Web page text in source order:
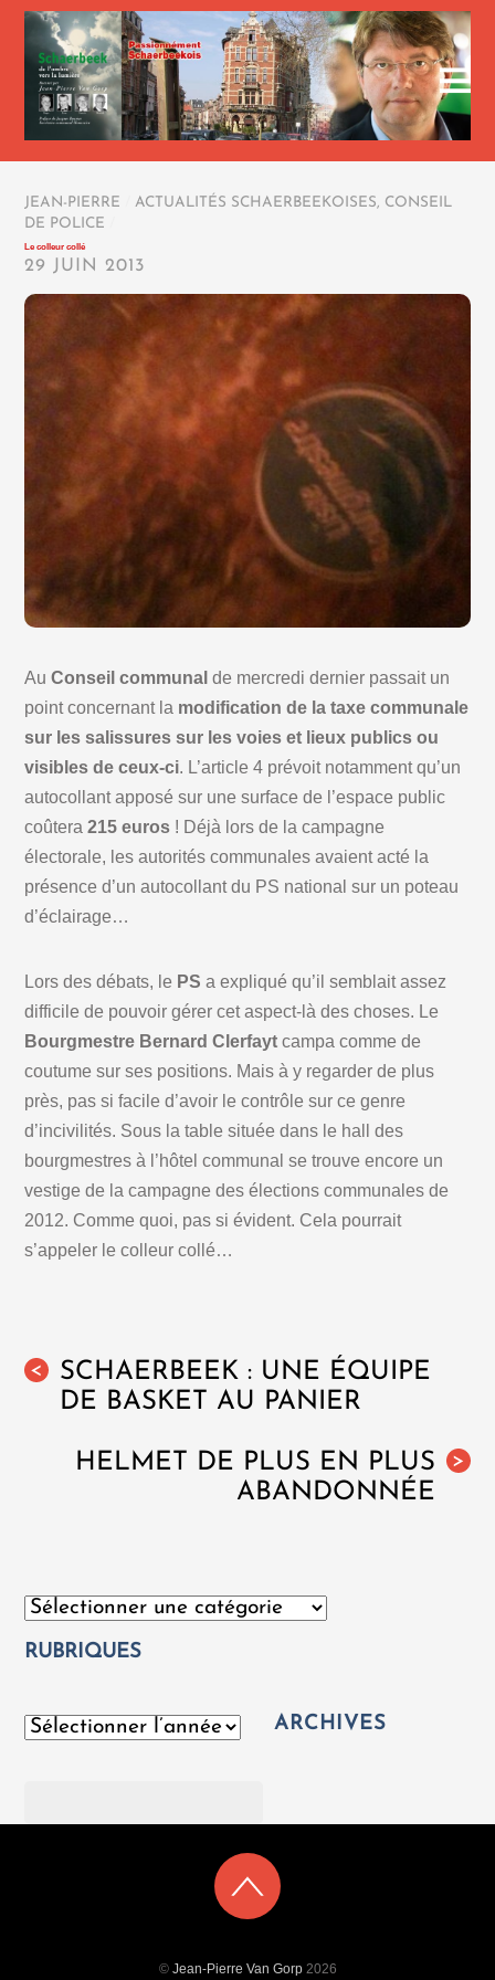
JEAN-PIERRE ACTUALITÉS SCHAERBEEKOISES, CONSEIL
DE POLICE
Le colleur collé
29 JUIN 2013
AuConseil communal de mercredi dernier passait un
point concernant la modification de la taxe communale
sur les salissures sur les voies et lieux publics ou
visibles de ceux-ci. L’article 4 prévoit notamment qu’un
autocollant apposé sur une surface de l’espace public
coûtera215 euros ! Déjà lors de la campagne
électorale, les autorités communales avaient acté la
présence d’un autocollant du PS national sur un poteau
d’éclairage…
Lors des débats, le PS a expliqué qu’il semblait assez
difficile de pouvoir gérer cet aspect-là des choses. Le
Bourgmestre Bernard Clerfayt campa comme de
coutume sur ses positions. Mais à y regarder de plus
près, pas si facile d’avoir le contrôle sur ce genre
d’incivilités. Sous la table située dans le hall des
bourgmestres à l’hôtel communal se trouve encore un
vestige de la campagne des élections communales de
2012. Comme quoi, pas si évident. Cela pourrait
s’appeler le colleur collé…
<
SCHAERBEEK : UNE ÉQUIPE
DE BASKET AU PANIER
>
HELMET DE PLUS EN PLUS
ABANDONNÉE
Catégories
RUBRIQUES
Archives ARCHIVES
© Jean-Pierre Van Gorp2026